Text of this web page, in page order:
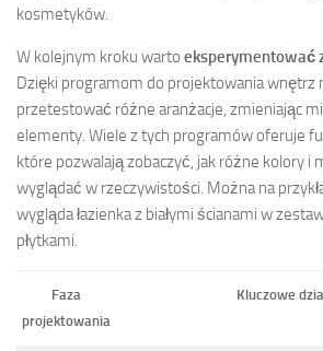
kosmetyków.
W kolejnym kroku warto eksperymentować
Dzięki programom do projektowania wnętrz
przetestować różne aranżacje, zmieniając
elementy. Wiele z tych programów oferuje
które pozwalają zobaczyć, jak różne kolory i
wyglądać w rzeczywistości. Można na
wygląda łazienka z białymi ścianami w
płytkami.
Faza
projektowania
Kluczowe